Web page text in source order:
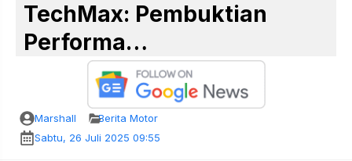
TechMax: Pembuktian
Performa…
Marshall
Berita Motor
Sabtu, 26 Juli 2025 09:55